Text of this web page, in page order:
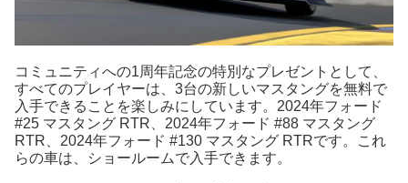
コミュニティへの1周年記念の特別なプレゼントとして、
すべてのプレイヤーは、3台の新しいマスタングを無料で
入手できることを楽しみにしています。2024年フォード
#25 マスタング RTR、2024年フォード #88 マスタング
RTR、2024年フォード #130 マスタング RTRです。これ
らの車は、ショールームで入手できます。